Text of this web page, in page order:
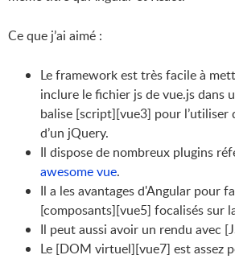
Ce que j’ai aimé :
Le framework est très facile à
inclure le fichier js de vue.js dans
balise [script][vue3] pour l’utiliser
d’un jQuery.
Il dispose de nombreux plugins
awesome vue.
Il a les avantages d'Angular pour
[composants][vue5] focalisés sur
Il peut aussi avoir un rendu avec
Le [DOM virtuel][vue7] est assez